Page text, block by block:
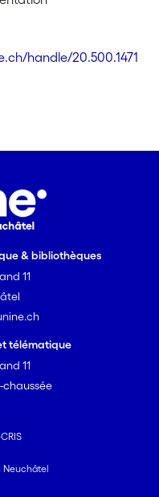
handle/20.500.1471
& bibliothèques
11
télématique
11
chaussée
Neuchâtel